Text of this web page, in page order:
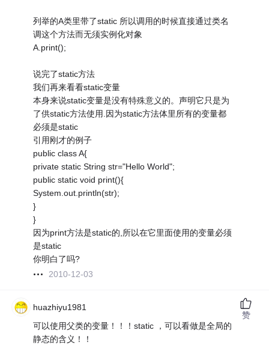
列举的A类里带了static 所以调用的时候直接通过类名
调这个方法而无须实例化对象
A.print();
说完了static方法
我们再来看看static变量
本身来说static变量是没有特殊意义的。声明它只是为
了供static方法使用.因为static方法体里所有的变量都
必须是static
引用刚才的例子
public class A{
private static String str="Hello World";
public static void print(){
System.out.println(str);
}
}
因为print方法是static的,所以在它里面使用的变量必须
是static
你明白了吗?
2010-12-03
huazhiyu1981
可以使用父类的变量！！！static ，可以看做是全局的
静态的含义！！
赞